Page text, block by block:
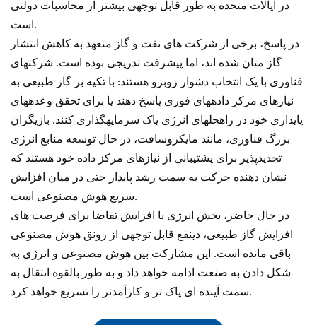
در ایالات متحده به طور قابل توجهی بیشتر از محاسبات دولتی
است.
در پاسخ، برخی از شرکت های نفت و گاز متعهد به کاهش انتشار
گاز متان شده اند، اما پیشرفت تدریجی بوده است. شرکتهای
فناوری با یک انتخاب دشوار روبرو هستند: با تکیه بر گاز طبیعی به
نیازهای مرکز دادههای فوری پاسخ دهند یا برای تحقق وعدههای
پایداری خود در راهحلهای انرژی پاک سرمایهگذاری کنند. بازیگران
بزرگ فناوری، مانند مایکروسافت، در حال توسعه منابع انرژی
تجدیدپذیر برای پشتیبانی از نیازهای مرکز داده خود هستند که
نشان دهنده حرکت به سمت رشد پایدار حتی در میان افزایش
سریع هوش مصنوعی است.
در حال حاضر، بخش انرژی با افزایش تقاضا برای فرصت های
افزایش گاز طبیعی، ذینفع قابل توجهی از رونق هوش مصنوعی
باقی مانده است. این مشارکت بین هوش مصنوعی و انرژی به
شکل دادن به صنعت ادامه خواهد داد و به طور بالقوه انتقال به
سمت آینده ای پاک تر و کارآمدتر را تسریع خواهد کرد.